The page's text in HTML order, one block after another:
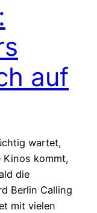
auf
wartet,
Kinos kommt,
die
Berlin Calling
mit vielen